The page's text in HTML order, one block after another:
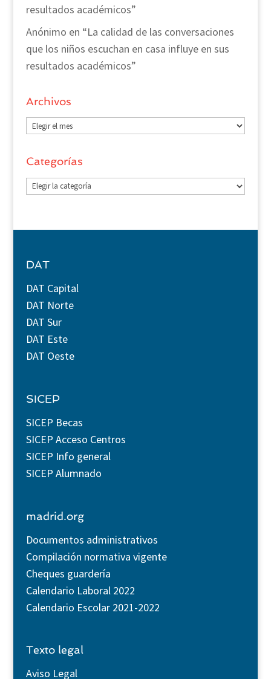
resultados académicos”
Anónimo en “La calidad de las conversaciones
que los niños escuchan en casa influye en sus
resultados académicos”
Archivos
Archivos
Categorías
Categorías
DAT
DAT Capital
DAT Norte
DAT Sur
DAT Este
DAT Oeste
SICEP
SICEP Becas
SICEP Acceso Centros
SICEP Info general
SICEP Alumnado
madrid.org
Documentos administrativos
Compilación normativa vigente
Cheques guardería
Calendario Laboral 2022
Calendario Escolar 2021-2022
Texto legal
Aviso Legal